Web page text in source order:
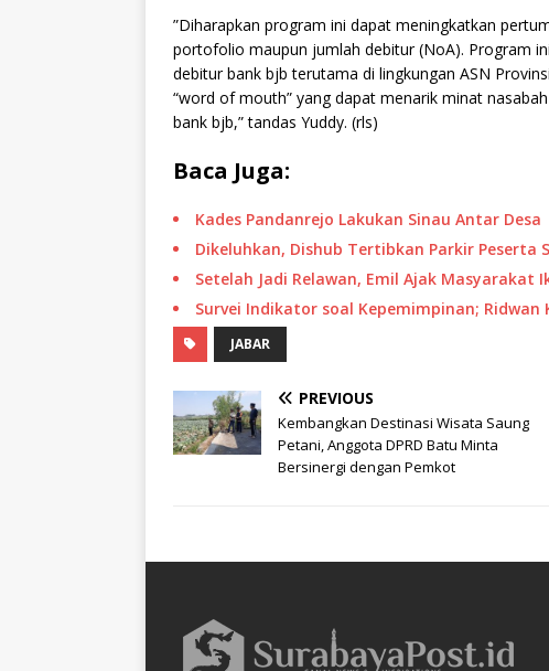
”Diharapkan program ini dapat meningkatkan
portofolio maupun jumlah debitur (NoA). Program
debitur bank bjb terutama di lingkungan ASN
“word of mouth” yang dapat menarik minat
bank bjb,” tandas Yuddy. (rls)
Baca Juga:
Kades Pandanrejo Lakukan Sinau Antar Desa
Dikeluhkan, Dishub Tertibkan Parkir Peserta
Setelah Jadi Relawan, Emil Ajak Masyarakat
Survei Indikator soal Kepemimpinan; Ridwan
JABAR
PREVIOUS
Kembangkan Destinasi Wisata Saung
Petani, Anggota DPRD Batu Minta
Bersinergi dengan Pemkot